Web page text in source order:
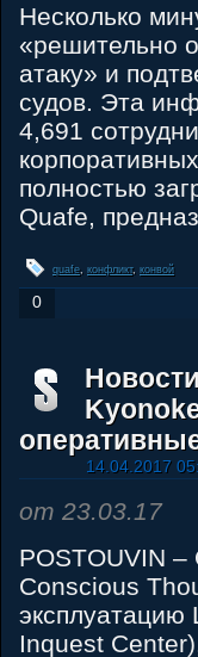
Несколько
«решительно
атаку» и
судов. Эта
4,691
полностью
Quafe,
quafe, конфликт, конвой
0
14.04.2017
от 23.03.17
POSTOUVIN
Conscious
эксплуатацию
Inquest